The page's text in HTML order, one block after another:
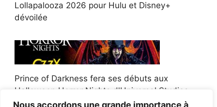
Nous accordons une grande importance à
Lollapalooza 2026 pour Hulu et Disney+
dévoilée
Prince of Darkness fera ses débuts aux
Halloween Horror Nights d'Universal Studios